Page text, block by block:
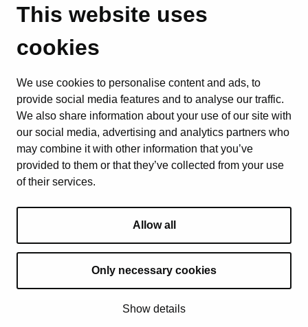
This website uses
cookies
We use cookies to personalise content and ads, to
provide social media features and to analyse our traffic.
We also share information about your use of our site with
our social media, advertising and analytics partners who
may combine it with other information that you’ve
provided to them or that they’ve collected from your use
of their services.
Allow all
Only necessary cookies
Show details